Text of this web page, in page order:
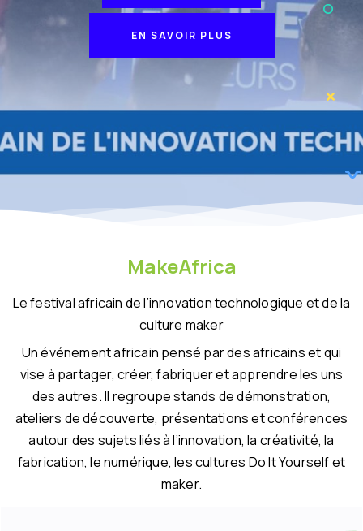
EN SAVOIR PLUS
MakeAfrica
Le festival africain de l’innovation technologique et de la
culture maker
Un événement africain pensé par des africains et qui
vise à partager, créer, fabriquer et apprendre les uns
des autres. Il regroupe stands de démonstration,
ateliers de découverte, présentations et conférences
autour des sujets liés à l’innovation, la créativité, la
fabrication, le numérique, les cultures Do It Yourself et
maker.